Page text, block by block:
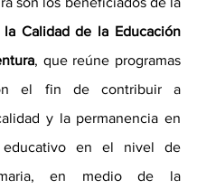
Calidad de la Educación
, que reúne programas
el fin de contribuir a
y la permanencia en
educativo en el nivel de
en medio de la